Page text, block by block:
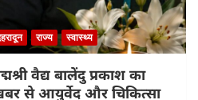
राज्य स्वास्थ्य
वैद्य बालेंदु प्रकाश का
से आयुर्वेद और चिकित्सा